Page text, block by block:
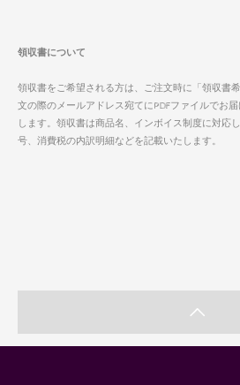
領収書について
領収書をご希望される方は、ご注文時に「領収書
文の際のメールアドレス宛てにPDFファイルでお
します。領収書は商品名、インボイス制度に対応
号、消費税の内訳明細などを記載いたします。